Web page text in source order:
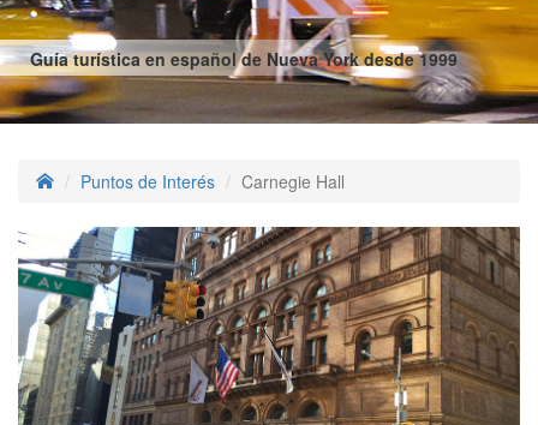
Guía turística en español de Nueva York desde 1999
Puntos de Interés Carnegie Hall